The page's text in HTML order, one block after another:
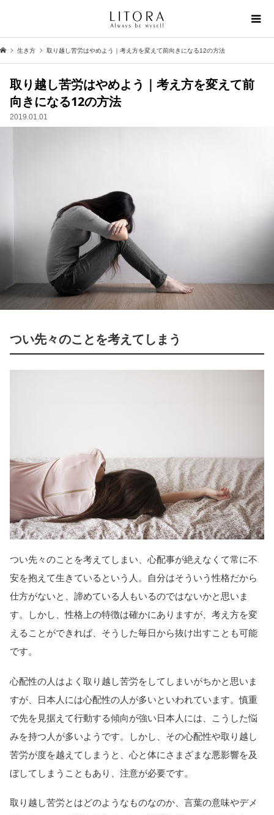
生き方 取り越し苦労はやめよう｜考え方を変えて前向きになる12の方法
取り越し苦労はやめよう｜考え方を変えて前
向きになる12の方法
2019.01.01
つい先々のことを考えてしまう
つい先々のことを考えてしまい、心配事が絶えなくて常に不
安を抱えて生きているという人。自分はそういう性格だから
仕方がないと、諦めている人もいるのではないかと思いま
す。しかし、性格上の特徴は確かにありますが、考え方を変
えることができれば、そうした毎日から抜け出すことも可能
です。
心配性の人はよく取り越し苦労をしてしまいがちかと思いま
すが、日本人には心配性の人が多いといわれています。慎重
で先を見据えて行動する傾向が強い日本人には、こうした悩
みを持つ人が多いようです。しかし、その心配性や取り越し
苦労が度を越えてしまうと、心と体にさまざまな悪影響を及
ぼしてしまうこともあり、注意が必要です。
取り越し苦労とはどのようなものなのか、言葉の意味やデメ